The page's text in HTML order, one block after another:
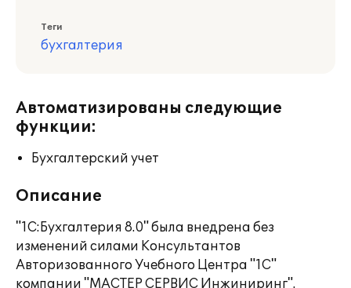
Теги
бухгалтерия
Автоматизированы следующие
функции:
Бухгалтерский учет
Описание
"1С:Бухгалтерия 8.0" была внедрена без
изменений силами Консультантов
Авторизованного Учебного Центра "1С"
компании "МАСТЕР СЕРВИС Инжиниринг".